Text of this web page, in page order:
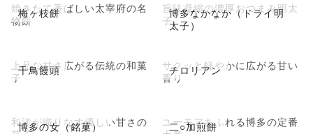
梅ヶ枝餅
焼きたて香ばしい太宰府の名
物餅
博多なかなか（ドライ明
太子）
旨味凝縮の濃厚おつまみ明太
子
千鳥饅頭
上品な甘さ広がる伝統の和菓
子
チロリアン
サクッと軽やかに広がる甘い
香り
博多の女（銘菓）
和洋が織りなす優しい甘さの
二○加煎餅
ユーモアあふれる博多の定番